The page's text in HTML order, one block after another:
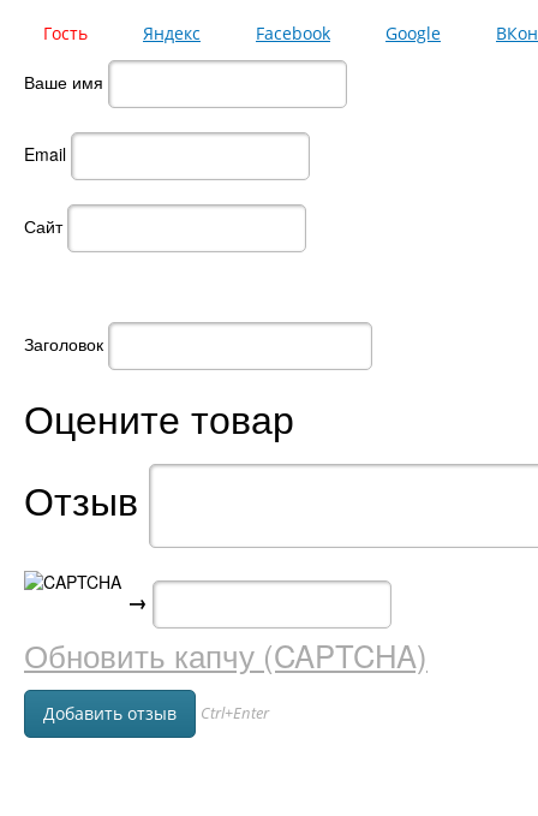
Гость Яндекс Facebook Google
Ваше имя
Email
Сайт
Заголовок
Оцените товар
Отзыв
→
Обновить капчу (CAPTCHA)
Ctrl+Enter